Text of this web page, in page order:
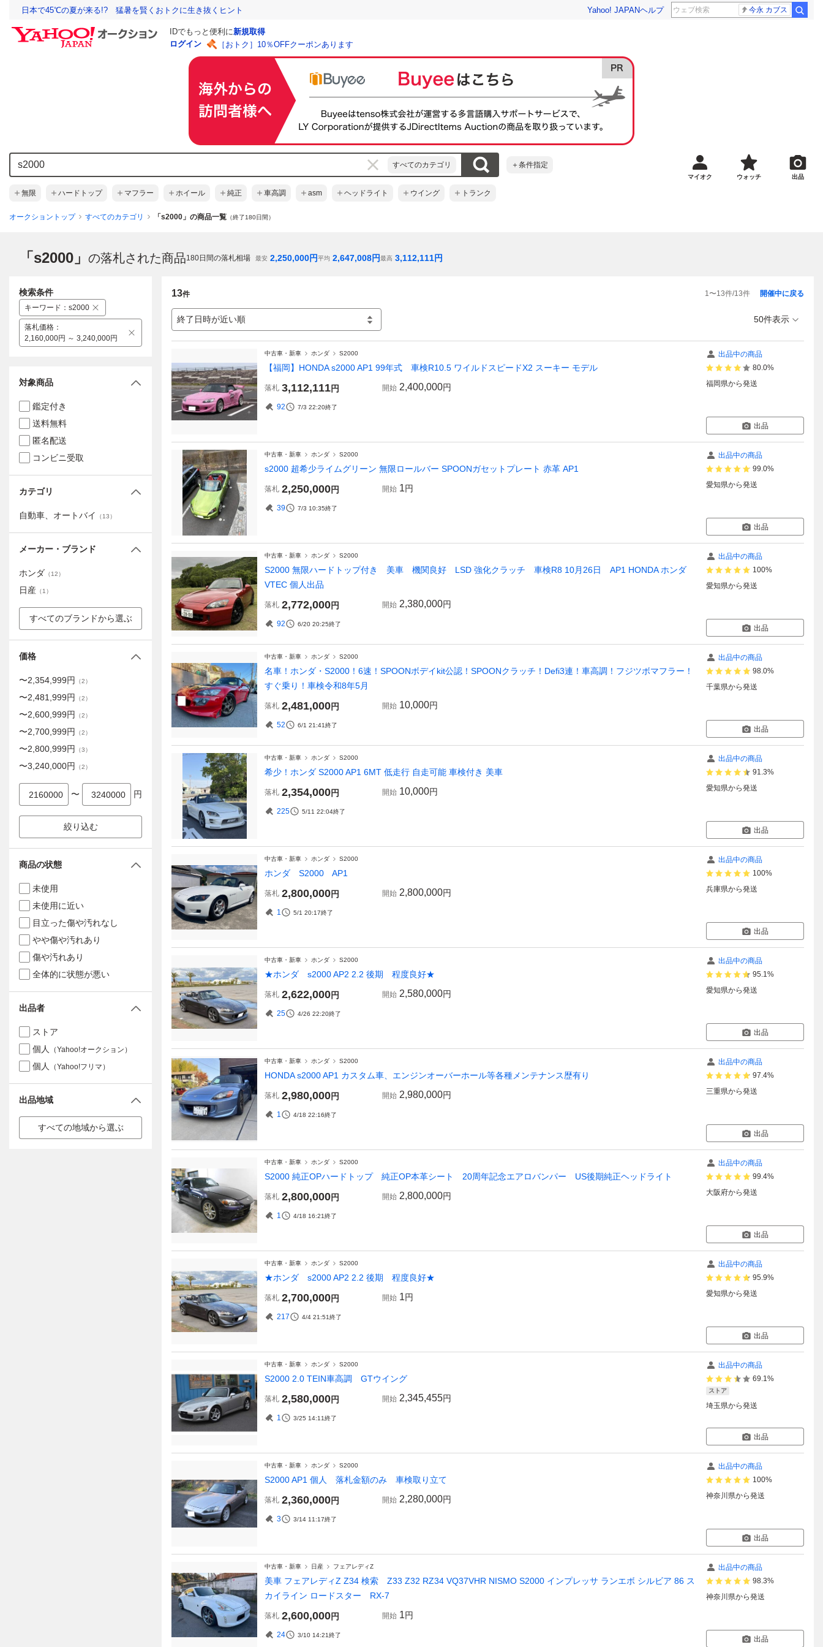
日本で45℃の夏が来る!? 猛暑を賢くおトクに生き抜くヒント Yahoo! JAPANヘルプ 今永 カブス
IDでもっと便利に新規取得
ログイン
［おトク］10％OFFクーポンあります
すべてのカテゴリ ＋条件指定
無限 ハードトップ マフラー ホイール 純正 車高調 asm ヘッドライト ウイング トランク
マイオク ウォッチ 出品
オークショントップ すべてのカテゴリ 「s2000」の商品一覧 （終了180日間）
「s2000」 の落札された商品180日間の落札相場 最安 2,250,000円平均 2,647,008円最高 3,112,111円
13件 1〜13件/13件
終了日時が近い順
開催中に戻る
50件表示
中古車・新車 ホンダ S2000
【福岡】HONDA s2000 AP1 99年式 車検R10.5 ワイルドスピードX2 スーキー モデル
落札 3,112,111円 開始 2,400,000円
92 7/3 22:20終了
出品中の商品
80.0%
福岡県から発送
出品
中古車・新車 ホンダ S2000
s2000 超希少ライムグリーン 無限ロールバー SPOONガセットプレート 赤革 AP1
落札 2,250,000円 開始 1円
39 7/3 10:35終了
出品中の商品
99.0%
愛知県から発送
出品
中古車・新車 ホンダ S2000
S2000 無限ハードトップ付き 美車 機関良好 LSD 強化クラッチ 車検R8 10月26日 AP1 HONDA ホンダ
VTEC 個人出品
落札 2,772,000円 開始 2,380,000円
92 6/20 20:25終了
出品中の商品
100%
愛知県から発送
出品
中古車・新車 ホンダ S2000
名車！ホンダ・S2000！6速！SPOONボデイkit公認！SPOONクラッチ！Defi3連！車高調！フジツボマフラー！
すぐ乗り！車検令和8年5月
落札 2,481,000円 開始 10,000円
52 6/1 21:41終了
出品中の商品
98.0%
千葉県から発送
出品
中古車・新車 ホンダ S2000
希少！ホンダ S2000 AP1 6MT 低走行 自走可能 車検付き 美車
落札 2,354,000円 開始 10,000円
225 5/11 22:04終了
出品中の商品
91.3%
愛知県から発送
出品
中古車・新車 ホンダ S2000
ホンダ S2000 AP1
落札 2,800,000円 開始 2,800,000円
1 5/1 20:17終了
出品中の商品
100%
兵庫県から発送
出品
中古車・新車 ホンダ S2000
★ホンダ s2000 AP2 2.2 後期 程度良好★
落札 2,622,000円 開始 2,580,000円
25 4/26 22:20終了
出品中の商品
95.1%
愛知県から発送
出品
中古車・新車 ホンダ S2000
HONDA s2000 AP1 カスタム車、エンジンオーバーホール等各種メンテナンス歴有り
落札 2,980,000円 開始 2,980,000円
1 4/18 22:16終了
出品中の商品
97.4%
三重県から発送
出品
中古車・新車 ホンダ S2000
S2000 純正OPハードトップ 純正OP本革シート 20周年記念エアロバンパー US後期純正ヘッドライト
落札 2,800,000円 開始 2,800,000円
1 4/18 16:21終了
出品中の商品
99.4%
大阪府から発送
出品
中古車・新車 ホンダ S2000
★ホンダ s2000 AP2 2.2 後期 程度良好★
落札 2,700,000円 開始 1円
217 4/4 21:51終了
出品中の商品
95.9%
愛知県から発送
出品
中古車・新車 ホンダ S2000
S2000 2.0 TEIN車高調 GTウイング
落札 2,580,000円 開始 2,345,455円
1 3/25 14:11終了
出品中の商品
69.1%
ストア
埼玉県から発送
出品
中古車・新車 ホンダ S2000
S2000 AP1 個人 落札金額のみ 車検取り立て
落札 2,360,000円 開始 2,280,000円
3 3/14 11:17終了
出品中の商品
100%
神奈川県から発送
出品
中古車・新車 日産 フェアレディZ
美車 フェアレディZ Z34 検索 Z33 Z32 RZ34 VQ37VHR NISMO S2000 インプレッサ ランエボ シルビア 86 ス
カイライン ロードスター RX-7
落札 2,600,000円 開始 1円
24 3/10 14:21終了
出品中の商品
98.3%
神奈川県から発送
出品
検索条件
キーワード ： s2000
落札価格 ：
2,160,000円 ～ 3,240,000円
対象商品
鑑定付き
送料無料
匿名配送
コンビニ受取
カテゴリ
自動車、オートバイ （13）
メーカー・ブランド
ホンダ （12）
日産 （1 ）
すべてのブランドから選ぶ
価格
〜2,354,999円 （2）
〜2,481,999円 （2）
〜2,600,999円 （2）
〜2,700,999円 （2）
〜2,800,999円 （3）
〜3,240,000円 （2）
〜 円
絞り込む
商品の状態
未使用
未使用に近い
目立った傷や汚れなし
やや傷や汚れあり
傷や汚れあり
全体的に状態が悪い
出品者
ストア
個人
（Yahoo!オークション）
個人 （Yahoo!フリマ）
出品地域
すべての地域から選ぶ